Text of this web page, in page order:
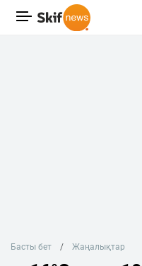
Басты бет Жаңалықтар